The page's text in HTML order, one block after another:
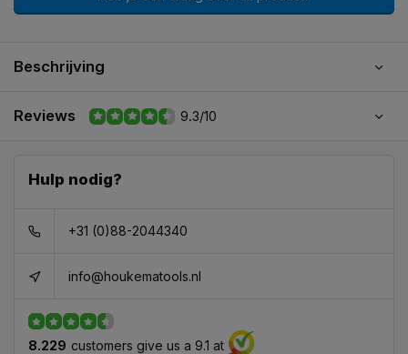
Beschrijving
Reviews 9.3/10
Hulp nodig?
+31 (0)88-2044340
info@houkematools.nl
8.229 customers give us a 9.1 at